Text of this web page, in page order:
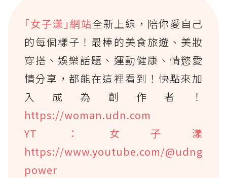
｢女子漾｣網站全新上線，陪你愛自己
的每個樣子！最棒的美食旅遊、美妝
穿搭、娛樂話題、運動健康、情慾愛
情分享，都能在這裡看到！快點來加
入成為創作者！
https://woman.udn.com
YT：女子漾
https://www.youtube.com/@udng
power